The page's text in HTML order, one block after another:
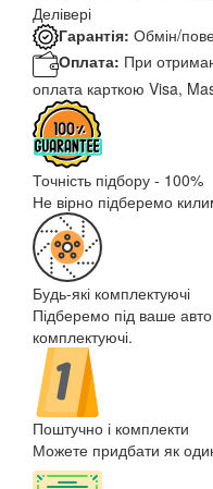
Делівері
Гарантія: Обмін/
Оплата: При
оплата карткою Visa,
Точність підбору - 100%
Не вірно підберемо
Будь-які комплектуючі
Підберемо під ваше
комплектуючі.
Поштучно і комплекти
Можете придбати як